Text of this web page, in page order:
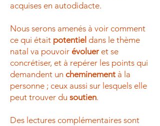
acquises en autodidacte.
Nous serons amenés à voir comment
ce qui était potentiel dans le thème
natal va pouvoir évoluer et se
concrétiser, et à repérer les points qui
demandent un cheminement à la
personne ; ceux aussi sur lesquels elle
peut trouver du soutien.
Des lectures complémentaires sont